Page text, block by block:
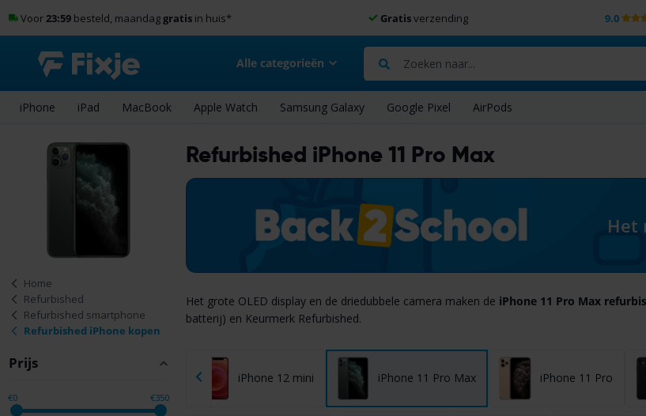
Voor 23:59besteld, maandag gratisin huis* Gratisverzending 9.0
Alle categorieën
Zoeken
iPhone iPad MacBook Apple Watch Samsung Galaxy Google Pixel AirPods
Refurbished iPhone 11 Pro Max
Het
Het grote OLED display en de driedubbele camera maken de iPhone 11 Pro Max
batterij) en Keurmerk Refurbished.
iPhone 12 mini iPhone 11 Pro Max iPhone 11 Pro
Home
Refurbished
Refurbished smartphone
Refurbished iPhone kopen
Prijs
€0 €350